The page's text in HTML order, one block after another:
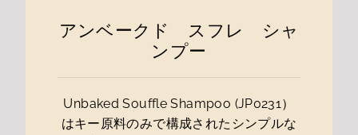
アンベークド スフレ シャ
ンプー
Unbaked Souffle Shampoo (JP0231）
はキー原料のみで構成されたシンプルな